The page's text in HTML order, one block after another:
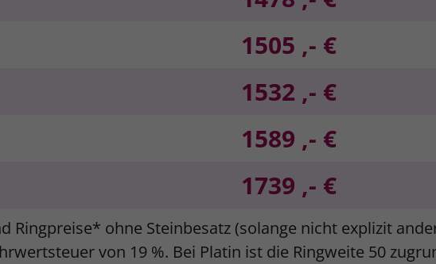
1505 ,- €
1532 ,- €
1589 ,- €
1739 ,- €
Ringpreise* ohne Steinbesatz (solange nicht explizit
von 19 %. Bei Platin ist die Ringweite 50